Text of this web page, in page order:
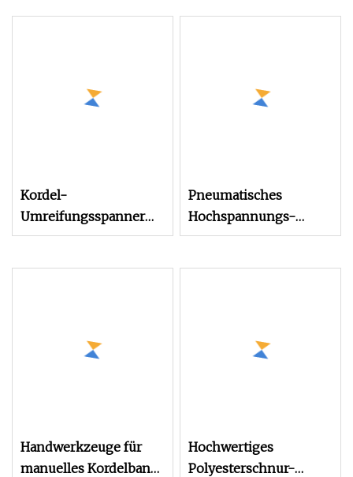
Kordel-
Umreifungsspanner
für Haustiere,
Pneumatisches
Hochspannungs-
Faserkabel-
Handwerkzeuge für
manuelles Kordelband
Hochwertiges
Polyesterschnur-